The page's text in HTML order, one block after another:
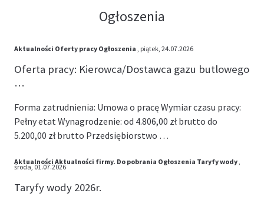
Ogłoszenia
Aktualności Oferty pracy Ogłoszenia , piątek, 24.07.2026
Oferta pracy: Kierowca/Dostawca gazu butlowego
…
Forma zatrudnienia: Umowa o pracę Wymiar czasu pracy:
Pełny etat Wynagrodzenie: od 4.806,00 zł brutto do
5.200,00 zł brutto Przedsiębiorstwo …
Aktualności Aktualności firmy. Do pobrania Ogłoszenia Taryfy wody,
środa, 01.07.2026
Taryfy wody 2026r.